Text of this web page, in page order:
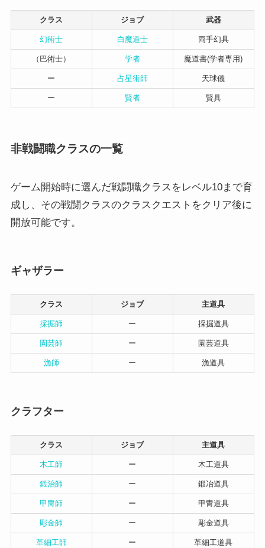
クラス ジョブ 武器
幻術士 白魔道士 両手幻具
（巴術士） 学者 魔道書(学者専用)
ー 占星術師 天球儀
ー 賢者 賢具
非戦闘職クラスの一覧
ゲーム開始時に選んだ戦闘職クラスをレベル10まで育
成し、その戦闘クラスのクラスクエストをクリア後に
開放可能です。
ギャザラー
クラス ジョブ 主道具
採掘師 ー 採掘道具
園芸師 ー 園芸道具
漁師 ー 漁道具
クラフター
クラス ジョブ 主道具
木工師 ー 木工道具
鍛治師 ー 鍛冶道具
甲冑師 ー 甲冑道具
彫金師 ー 彫金道具
革細工師 ー 革細工道具